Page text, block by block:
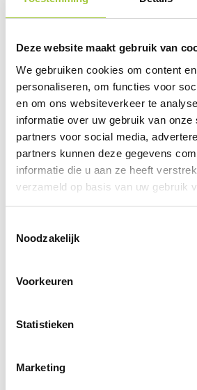
Deze website maakt gebruik van
We gebruiken cookies om content
personaliseren, om functies voor
en om ons websiteverkeer te
informatie over uw gebruik van onze
partners voor social media,
partners kunnen deze gegevens
informatie die u aan ze heeft
verzameld op basis van uw gebruik
Noodzakelijk
Voorkeuren
Statistieken
Marketing
kan
worden
op
de
productpagina
Kerstpakket Game
Dit
product
meerdere
optie
gekozen